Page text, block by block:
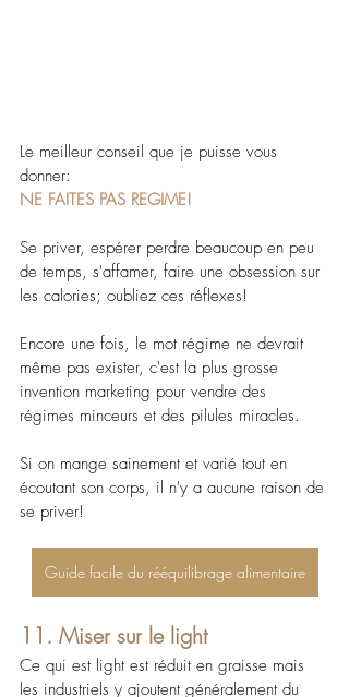
Le meilleur conseil que je puisse vous
donner:
NE FAITES PAS REGIME!
Se priver, espérer perdre beaucoup en peu
de temps, s'affamer, faire une obsession sur
les calories; oubliez ces réflexes!
Encore une fois, le mot régime ne devrait
même pas exister, c'est la plus grosse
invention marketing pour vendre des
régimes minceurs et des pilules miracles.
Si on mange sainement et varié tout en
écoutant son corps, il n'y a aucune raison de
se priver!
Guide facile du rééquilibrage alimentaire
11. Miser sur le light
Ce qui est light est réduit en graisse mais
les industriels y ajoutent généralement du